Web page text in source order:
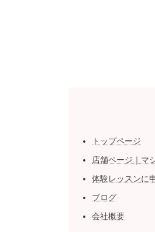
トップページ
店舗ページ｜マ
体験レッスンに
ブログ
会社概要